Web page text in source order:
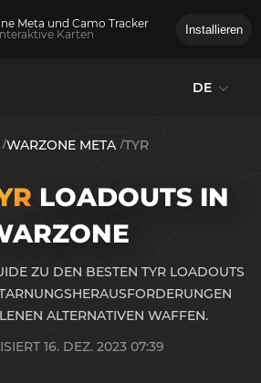
Meta und Camo Tracker
Karten
Installieren
DE
WARZONE META TYR
LOADOUTS IN
ZU DEN BESTEN TYR LOADOUTS
ALTERNATIVEN WAFFEN.
16. DEZ. 2023 07:39